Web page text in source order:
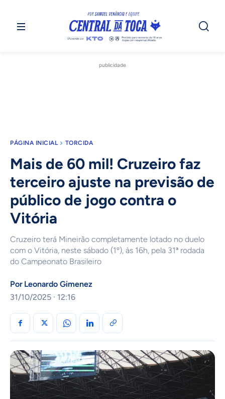
publicidade
PÁGINA INICIAL TORCIDA
Mais de 60 mil! Cruzeiro faz
terceiro ajuste na previsão de
público de jogo contra o
Vitória
Cruzeiro terá Mineirão completamente lotado no duelo
com o Vitória, neste sábado (1º), às 16h, pela 31ª rodada
do Campeonato Brasileiro
Por Leonardo Gimenez
31/10/2025 · 12:16